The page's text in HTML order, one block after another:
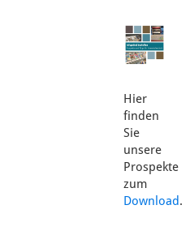
Hier
finden
Sie
unsere
Prospekte
zum
Download.